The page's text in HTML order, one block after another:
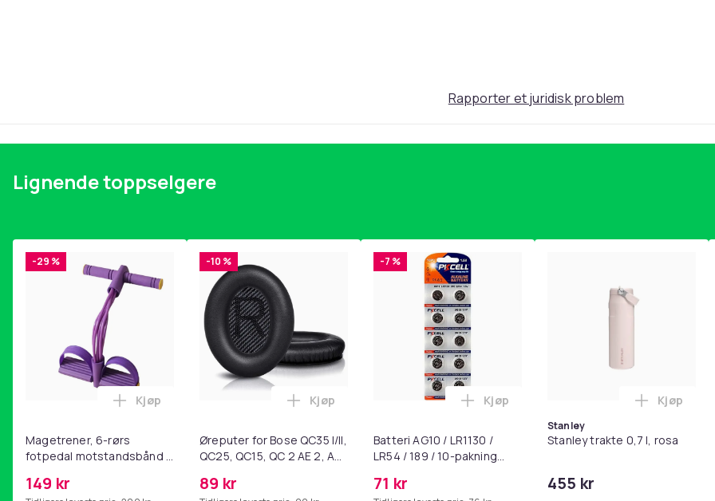
Produktsikkerhetsinformasjon
Rapporter et juridisk problem
Lignende toppselgere
-29 %
Magetrener, 6-rørs
fotpedal motstandsbånd -
yoga og
149 kr
Legg Magetrener, 6-rørs fotpedal motstandsbånd - mage- og kjernetrening, yoga og
Kjøp
-10 %
Øreputer for Bose QC35 I/II,
QC25, QC15, QC 2 AE 2, AE
SoundLink Black
89 kr
Legg Øreputer for Bose QC35 I/II, QC25, QC15, QC 2 AE 2, AE 2i, AE 2w,
Kjøp
-7 %
Batteri AG10 / LR1130 /
LR54 / 189 / 10-pakning
71 kr
Legg Batteri AG10 / LR1130 / LR54 / 189
Kjøp
Stanley
Stanley trakte 0,7 l, rosa
455 kr
Legg
Kjøp